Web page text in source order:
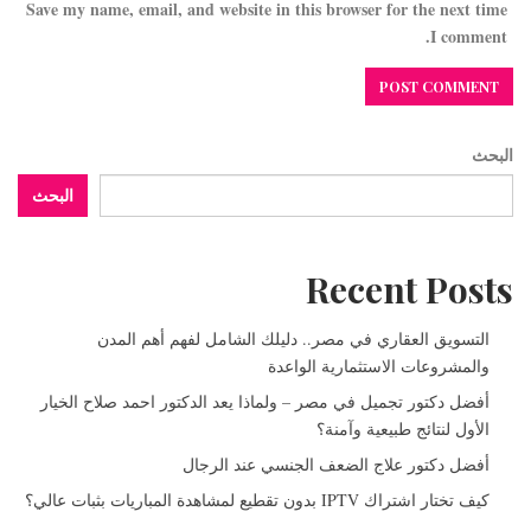
Save my name, email, and website in this browser for the next time
I comment.
البحث
البحث
Recent Posts
التسويق العقاري في مصر.. دليلك الشامل لفهم أهم المدن
والمشروعات الاستثمارية الواعدة
أفضل دكتور تجميل في مصر – ولماذا يعد الدكتور احمد صلاح الخيار
الأول لنتائج طبيعية وآمنة؟
أفضل دكتور علاج الضعف الجنسي عند الرجال
كيف تختار اشتراك IPTV بدون تقطيع لمشاهدة المباريات بثبات عالي؟